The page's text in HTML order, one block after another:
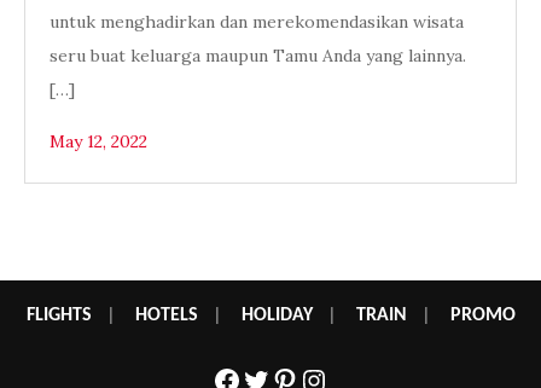
untuk menghadirkan dan merekomendasikan wisata
seru buat keluarga maupun Tamu Anda yang lainnya.
[…]
May 12, 2022
FLIGHTS HOTELS HOLIDAY| TRAIN PROMO
Facebook
Twitter
Pinterest
Instagram